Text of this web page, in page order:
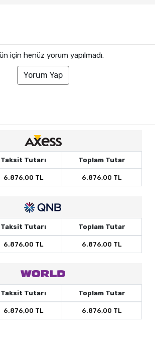
için henüz yorum yapılmadı.
Yorum Yap
Taksit Tutarı Toplam Tutar
6.876,00 TL 6.876,00 TL
Taksit Tutarı Toplam Tutar
6.876,00 TL 6.876,00 TL
Taksit Tutarı Toplam Tutar
6.876,00 TL 6.876,00 TL